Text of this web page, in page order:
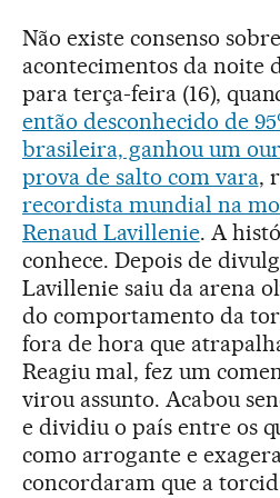
Não existe consenso
acontecimentos da noite
para terça-feira (16),
então desconhecido de
brasileira, ganhou um
prova de salto com vara,
recordista mundial na
Renaud Lavillenie. A
conhece. Depois de
Lavillenie saiu da arena
do comportamento da
fora de hora que
Reagiu mal, fez um
virou assunto. Acabou
e dividiu o país entre os
como arrogante e
concordaram que a